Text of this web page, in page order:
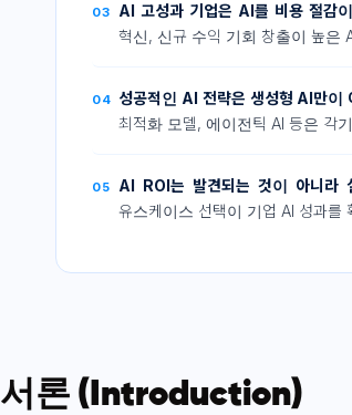
03 AI 고성과 기업은 AI를 비용 절감
혁신, 신규 수익 기회 창출이 높은
04 성공적인 AI 전략은 생성형 AI만
최적화 모델, 에이전틱 AI 등은 각
05 AI ROI는 발견되는 것이 아니라
유스케이스 선택이 기업 AI 성과를
서론 (Introduction)